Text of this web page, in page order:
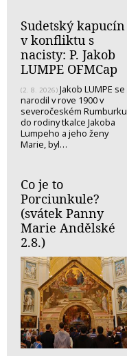
Sudetský kapucín
v konfliktu s
nacisty: P. Jakob
LUMPE OFMCap
(2. 8. 2026) Jakob LUMPE se
narodil v rove 1900 v
severočeském Rumburku
do rodiny tkalce Jakoba
Lumpeho a jeho ženy
Marie, byl…
Co je to
Porciunkule?
(svátek Panny
Marie Andělské
2.8.)